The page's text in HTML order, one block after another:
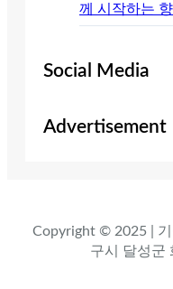
께 시작하는
Social Media
Advertisement
Copyright © 2025 |
구시 달성군